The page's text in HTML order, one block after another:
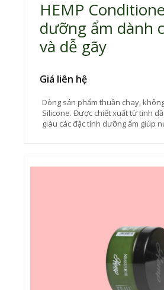
HEMP
dưỡng ẩm dành
và dễ gãy
Giá liên hệ
Dòng sản phẩm thuần chay,
Silicone. Được chiết xuất từ tinh
giàu các đặc tính dưỡng ẩm giúp
tuyệt vời và lâu dài